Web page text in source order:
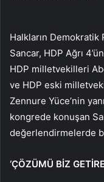
Halkların
Sancar, HDP Ağrı
HDP milletvekilleri
ve HDP eski
Zennure Yüce’nin
kongrede konuşan
değerlendirmelerde
‘ÇÖZÜMÜ BİZ